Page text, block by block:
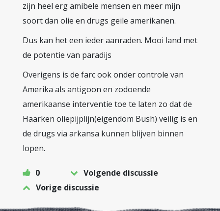
zijn heel erg amibele mensen en meer mijn
soort dan olie en drugs geile amerikanen.
Dus kan het een ieder aanraden. Mooi land met
de potentie van paradijs
Overigens is de farc ook onder controle van
Amerika als antigoon en zodoende
amerikaanse interventie toe te laten zo dat de
Haarken oliepijplijn(eigendom Bush) veilig is en
de drugs via arkansa kunnen blijven binnen
lopen.
0
Volgende discussie
Vorige discussie